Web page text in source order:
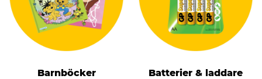
Barnböcker Batterier & laddare